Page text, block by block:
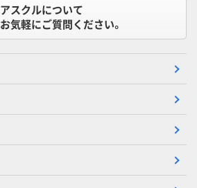
アスクルについて
お気軽にご質問ください。